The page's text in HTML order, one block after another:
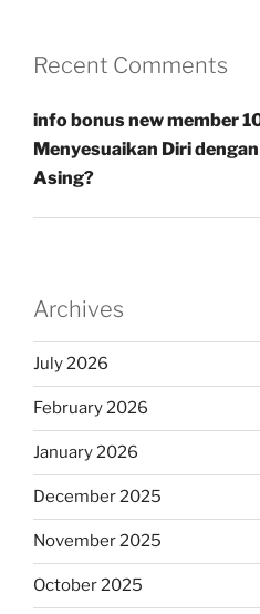
Recent Comments
info bonus new member
Menyesuaikan Diri
Asing?
Archives
July 2026
February 2026
January 2026
December 2025
November 2025
October 2025